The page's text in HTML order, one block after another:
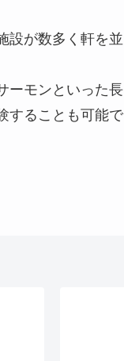
設が数多く軒を並
ーモンといった長
することも可能で